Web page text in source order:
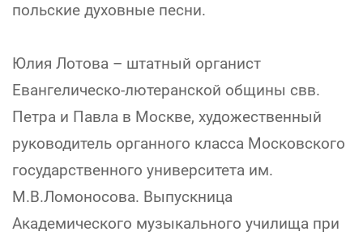
польские духовные песни.
Юлия Лотова – штатный органист
Евангелическо-лютеранской общины свв.
Петра и Павла в Москве, художественный
руководитель органного класса Московского
государственного университета им.
М.В.Ломоносова. Выпускница
Академического музыкального училища при